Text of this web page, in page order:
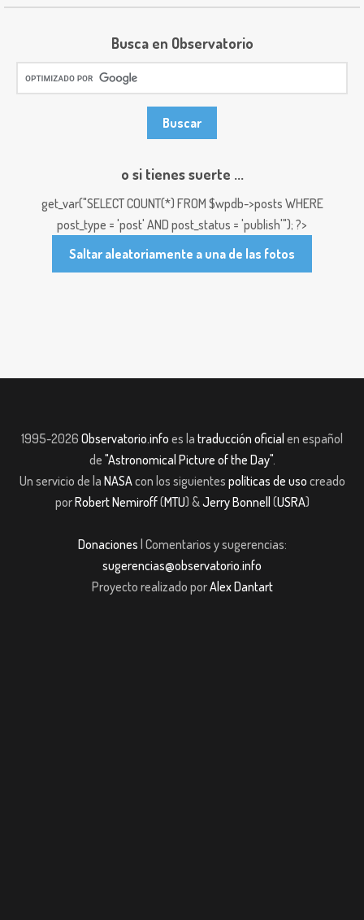
Busca en Observatorio
o si tienes suerte ...
get_var("SELECT COUNT(*) FROM $wpdb->posts WHERE
post_type = 'post' AND post_status = 'publish'"); ?>
Saltar aleatoriamente a una de las fotos
1995-2026 Observatorio.info es la traducción oficial en español
de "Astronomical Picture of the Day".
Un servicio de la NASAcon los siguientes políticas de uso creado
porRobert Nemiroff(MTU) &Jerry Bonnell (USRA)
Donaciones | Comentarios y sugerencias:
sugerencias@observatorio.info
Proyecto realizado porAlex Dantart